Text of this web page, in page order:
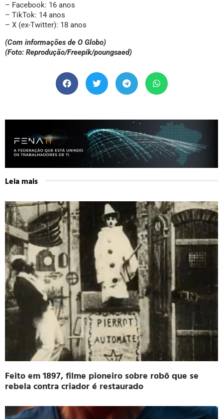
– Facebook: 16 anos
– TikTok: 14 anos
– X (ex-Twitter): 18 anos
(Com informações de O Globo)
(Foto: Reprodução/Freepik/poungsaed)
Leia mais
Feito em 1897, filme pioneiro sobre robô que se
rebela contra criador é restaurado